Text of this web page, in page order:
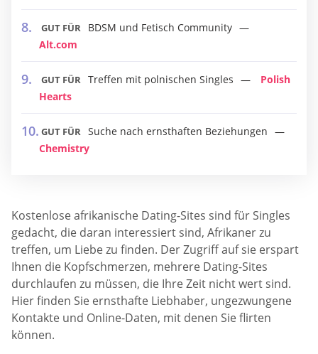
GUT FÜR
BDSM und Fetisch Community
Alt.com
GUT FÜR Treffen mit polnischen Singles
Polish
Hearts
GUT FÜR Suche nach ernsthaften Beziehungen
Chemistry
Kostenlose afrikanische Dating-Sites sind für Singles
gedacht, die daran interessiert sind, Afrikaner zu
treffen, um Liebe zu finden. Der Zugriff auf sie erspart
Ihnen die Kopfschmerzen, mehrere Dating-Sites
durchlaufen zu müssen, die Ihre Zeit nicht wert sind.
Hier finden Sie ernsthafte Liebhaber, ungezwungene
Kontakte und Online-Daten, mit denen Sie flirten
können.